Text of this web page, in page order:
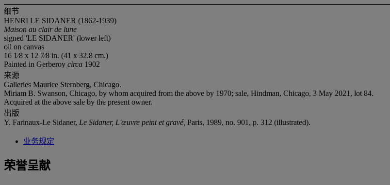
细节
HENRI LE SIDANER (1862-1939)
Maison au clair de lune
signed 'LE SIDANER' (lower left)
oil on canvas
16 1⁄8 x 12 7⁄8 in. (41 x 32.8 cm.)
Painted in Gerberoy circa 1902
来源
Galleries Maurice Sternberg, Chicago.
Miriam B. Swanson, Chicago, by whom acquired from the above by 1970; sale, Hindman, Chicago, 3 May 2021, lot 84.
Acquired at the above sale by the present owner.
出版
Y. Farinaux-Le Sidaner, Le Sidaner, L'œuvre peint et gravé, Paris, 1989, no. 901, p. 312 (illustrated).
业务规定
荣誉呈献